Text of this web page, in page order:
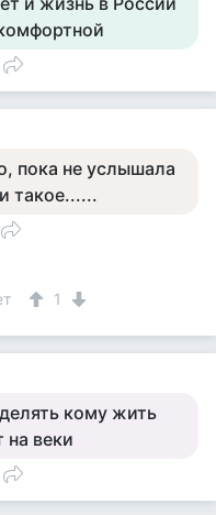
пока не услышала
такое......
1
кому жить
на веки